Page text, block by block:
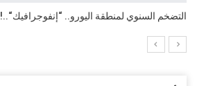
التضخم السنوي لمنطقة اليورو.. “إنفوجرافيك“..!